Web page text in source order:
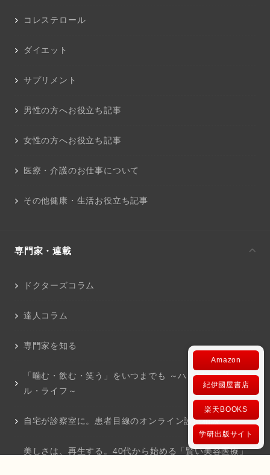
Amazon
紀伊國屋書店
楽天BOOKS
学研出版サイト
コレステロール
ダイエット
サプリメント
男性の方へお役立ち記事
女性の方へお役立ち記事
医療・介護のお仕事について
その他健康・生活お役立ち記事
専門家・連載
ドクターズコラム
達人コラム
専門家を知る
「噛む・飲む・笑う」をいつまでも ～ハッピー・オーラ
ル・ライフ～
自宅が診察室に。患者目線のオンライン診療相談
美しさは、再生する。40代から始める「賢い美容医療」